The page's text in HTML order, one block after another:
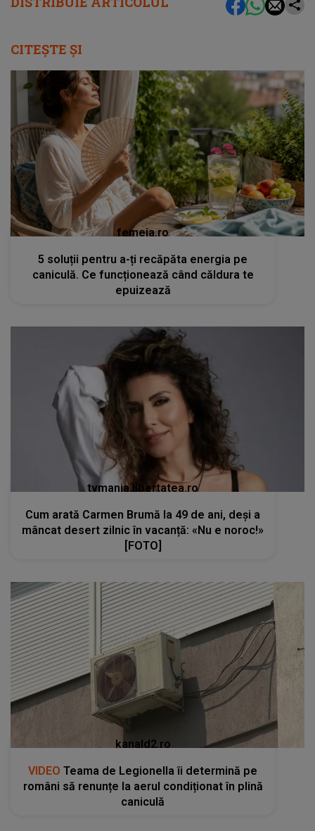
CITEȘTE ȘI
femeia.ro
5 soluții pentru a-ți recăpăta energia pe
caniculă. Ce funcționează când căldura te
epuizează
tvmania.libertatea.ro
Cum arată Carmen Brumă la 49 de ani, deși a
mâncat desert zilnic în vacanță: «Nu e noroc!»
[FOTO]
kanald2.ro
VIDEO Teama de Legionella îi determină pe
români să renunțe la aerul condiționat în plină
caniculă